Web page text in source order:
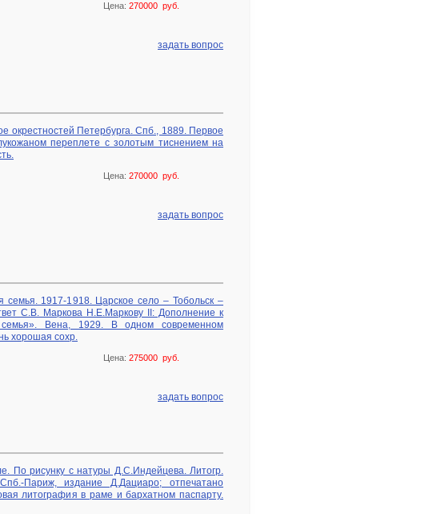
Цена: 270000 руб.
задать вопрос
Петербурга. Спб., 1889. Первое
переплете с золотым тиснением на
Цена: 270000 руб.
задать вопрос
семья. 1917-1918. Царское село – Тобольск –
С.В. Маркова Н.Е.Маркову II: Дополнение к
семья». Вена, 1929. В одном современном
хорошая сохр.
Цена: 275000 руб.
задать вопрос
По рисунку с натуры Д.С.Индейцева. Литогр.
Париж, издание Д.Дациаро; отпечатано
литография в раме и бархатном паспарту.